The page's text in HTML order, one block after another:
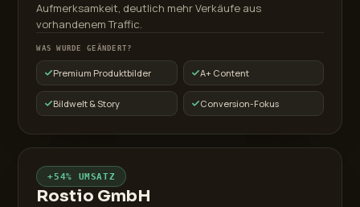
Aufmerksamkeit, deutlich mehr Verkäufe aus
vorhandenem Traffic.
WAS WURDE GEÄNDERT?
Premium Produktbilder A+ Content
Bildwelt & Story Conversion-Fokus
+54% UMSATZ
Rostio GmbH